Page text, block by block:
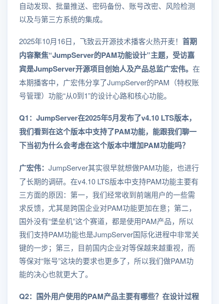
自动发现、批量推送、密码备份、账号改密、风险检测
以及与第三方系统的集成。
2025年10月16日，飞致云开源技术播客火热开麦！ 首期
内容聚焦“JumpServer的PAM功能设计”主题，受访嘉
宾是JumpServer开源项目创始人及产品总监广宏伟。 在
本期播客中，广宏伟分享了JumpServer的PAM（特权账
号管理）功能“从0到1”的设计心路和核心功能。
Q1：JumpServer在2025年5月发布了v4.10 LTS版本，
我们看到在这个版本中支持了PAM功能，能跟我们聊一
下当初为什么会考虑在这个版本中增加PAM功能吗？
广宏伟： JumpServer其实很早就想做PAM功能，也进行
了长期的调研。在v4.10 LTS版本中支持PAM功能主要有
三方面的原因：第一，我们经常收到前端用户的一些需
求反馈，尤其是跨国企业对PAM功能更加在意；第二，
国外没有“堡垒机”这个赛道，都是使用PAM产品，所以
我们支持PAM功能也是JumpServer国际化进程中非常关
键的一步；第三，目前国内企业对等保越来越重视，而
等保对“账号”这块的要求也更多了，所以我们做PAM功
能的决心也就更大了。
Q2：国外用户使用的PAM产品主要有哪些？在设计过程